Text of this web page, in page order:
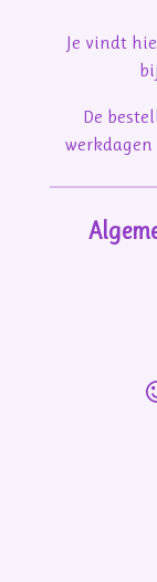
Je vindt
De